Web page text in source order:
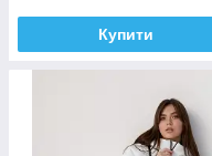
Купити